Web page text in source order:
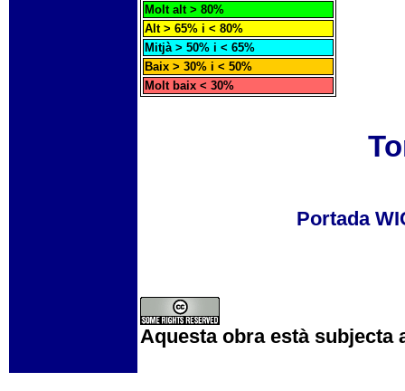
Molt alt > 80%
Alt > 65% i < 80%
Mitjà > 50% i < 65%
Baix > 30% i < 50%
Molt baix < 30%
Portada
Aquesta obra està subjecta